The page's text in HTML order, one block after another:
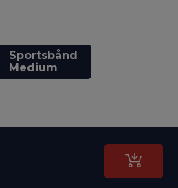
Sportsbånd
Medium